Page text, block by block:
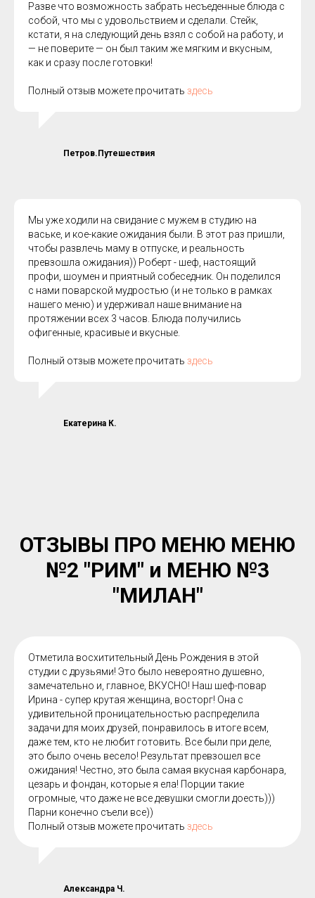
Разве что возможность забрать несъеденные блюда с
собой, что мы с удовольствием и сделали. Стейк,
кстати, я на следующий день взял с собой на работу, и
— не поверите — он был таким же мягким и вкусным,
как и сразу после готовки!
Полный отзыв можете прочитать здесь
Петров.Путешествия
Мы уже ходили на свидание с мужем в студию на
ваське, и кое-какие ожидания были. В этот раз пришли,
чтобы развлечь маму в отпуске, и реальность
превзошла ожидания)) Роберт - шеф, настоящий
профи, шоумен и приятный собеседник. Он поделился
с нами поварской мудростью (и не только в рамках
нашего меню) и удерживал наше внимание на
протяжении всех 3 часов. Блюда получились
офигенные, красивые и вкусные.
Полный отзыв можете прочитать здесь
Екатерина К.
ОТЗЫВЫ ПРО МЕНЮ МЕНЮ
№2 "РИМ" и МЕНЮ №3
"МИЛАН"
Отметила восхитительный День Рождения в этой
студии с друзьями! Это было невероятно душевно,
замечательно и, главное, ВКУСНО! Наш шеф-повар
Ирина - супер крутая женщина, восторг! Она с
удивительной проницательностью распределила
задачи для моих друзей, понравилось в итоге всем,
даже тем, кто не любит готовить. Все были при деле,
это было очень весело! Результат превзошел все
ожидания! Честно, это была самая вкусная карбонара,
цезарь и фондан, которые я ела! Порции такие
огромные, что даже не все девушки смогли доесть)))
Парни конечно съели все))
Полный отзыв можете прочитать здесь
Александра Ч.